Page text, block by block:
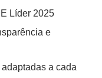
Líder 2025
e
a cada